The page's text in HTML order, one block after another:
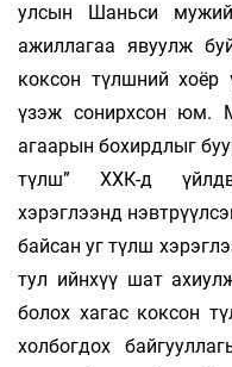
улсын Шаньси
ажиллагаа явуулж
коксон түлшний
үзэж сонирхсон юм.
агаарын бохирдлыг
түлш” ХХК-д
хэрэглээнд
байсан уг түлш
тул ийнхүү шат
болох хагас коксон
холбогдох